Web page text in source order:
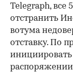
Telegraph, все
отстранить
вотума
отставку. По
инициировать
распоряжении